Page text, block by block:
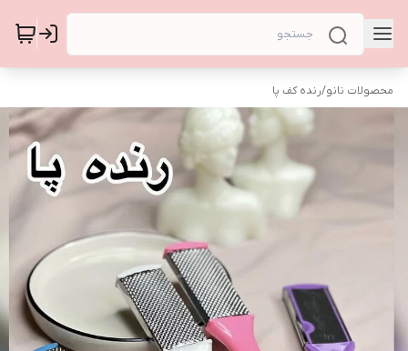
محصولات نانو/رنده کف پا